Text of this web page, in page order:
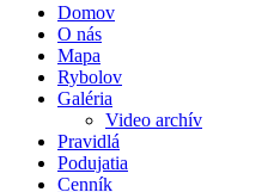
Domov
O nás
Mapa
Rybolov
Galéria
Video archív
Pravidlá
Podujatia
Cenník